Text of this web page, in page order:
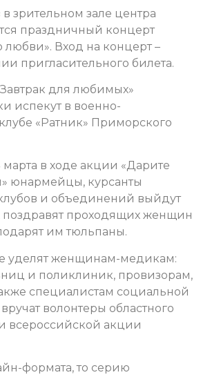
в зрительном зале центра
праздничный концерт
Вход на концерт –
пригласительного билета.
для любимых»
испекут в военно-
«Ратник» Приморского
в ходе акции «Дарите
юнармейцы, курсанты
и объединений выйдут
поздравят проходящих женщин
им тюльпаны.
уделят женщинам-медикам:
и поликлиник, провизорам,
специалистам социальной
волонтеры областного
всероссийской акции
формата, то серию